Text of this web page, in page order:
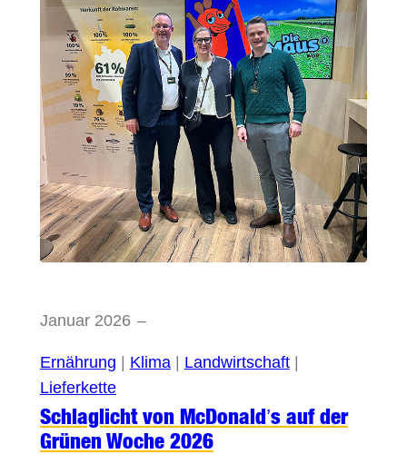
Januar 2026 –
Ernährung | Klima | Landwirtschaft
Lieferkette
Schlaglicht von McDonald’s auf der
Grünen Woche 2026